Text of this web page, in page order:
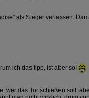
als Sieger verlassen.
ich das tipp, ist aber so!
wer das Tor schießen soll,